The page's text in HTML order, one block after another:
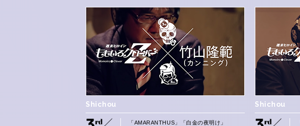
Shichou
「AMARANTHUS」「白金の夜明け」
Shichou